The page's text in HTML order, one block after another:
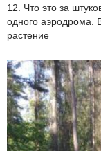
12. Что это за
одного аэродрома.
растение